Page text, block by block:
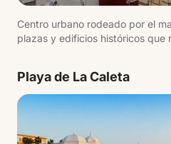
Centro urbano rodeado por el
plazas y edificios históricos que
Playa de La Caleta